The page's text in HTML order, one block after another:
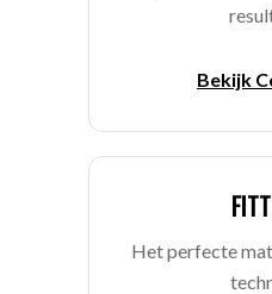
Bekijk
Het perfecte